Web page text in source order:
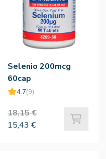
Selenio 200mcg
60cap
4.7(9)
18,15 €
15,43 €